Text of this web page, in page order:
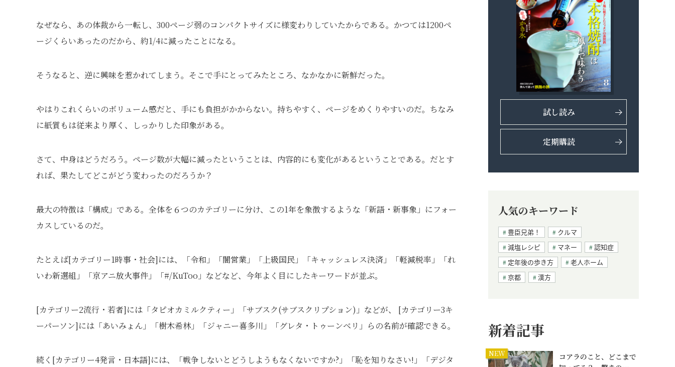
なぜなら、あの体裁から一転し、300ページ弱のコンパクトサイズに様変わりしていたからである。かつては1200ペ
ージくらいあったのだから、約1/4に減ったことになる。
そうなると、逆に興味を惹かれてしまう。そこで手にとってみたところ、なかなかに新鮮だった。
やはりこれくらいのボリューム感だと、手にも負担がかからない。持ちやすく、ページをめくりやすいのだ。ちなみ
に紙質もは従来より厚く、しっかりした印象がある。
さて、中身はどうだろう。ページ数が大幅に減ったということは、内容的にも変化があるということである。だとす
れば、果たしてどこがどう変わったのだろうか？
最大の特徴は「構成」である。全体を６つのカテゴリーに分け、この1年を象徴するような「新語・新事象」にフォー
カスしているのだ。
たとえば[カテゴリー1時事・社会]には、「令和」「闇営業」「上級国民」「キャッシュレス決済」「軽減税率」「れ
いわ新選組」「京アニ放火事件」「#/KuToo」などなど、今年よく目にしたキーワードが並ぶ。
[カテゴリー2流行・若者]には「タピオカミルクティー」「サブスク(サブスクリプション)」などが、 [カテゴリー3キ
ーパーソン]には「あいみょん」「樹木希林」「ジャニー喜多川」「グレタ・トゥーンベリ」らの名前が確認できる。
続く[カテゴリー4発言・日本語]には、「戦争しないとどうしようもなくないですか?」「恥を知りなさい!」「デジタ
試し読み
定期購読
人気のキーワード
豊臣兄弟！
クルマ
減塩レシピ
マネー
認知症
定年後の歩き方
老人ホーム
京都
漢方
新着記事
NEW
コアラのこと、どこまで